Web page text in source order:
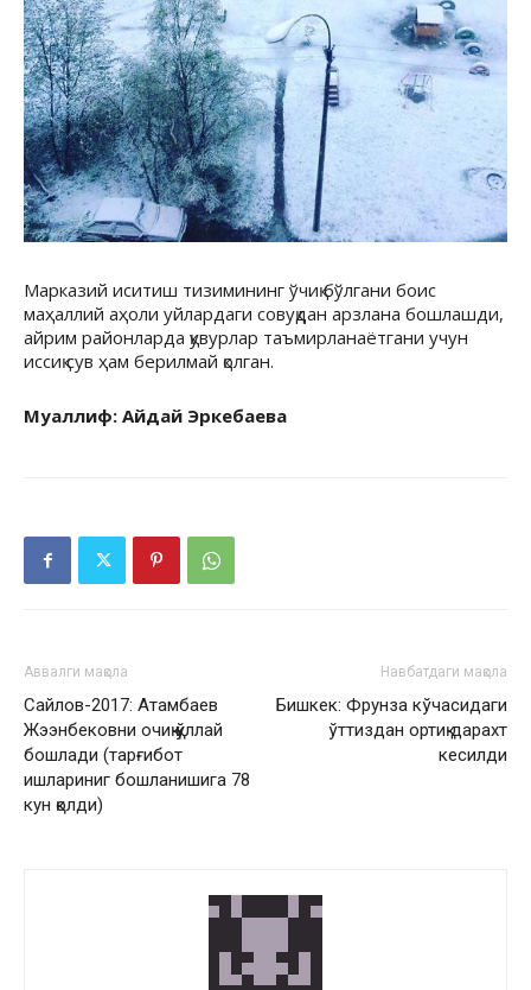
Марказий иситиш тизимининг ўчиқ бўлгани боис
маҳаллий аҳоли уйлардаги совуқдан арзлана бошлашди,
айрим районларда қувурлар таъмирланаётгани учун
иссиқ сув ҳам берилмай қолган.
Муаллиф: Айдай Эркебаева
Аввалги мақола
Сайлов-2017: Атамбаев
Жээнбековни очиқ қўллай
бошлади (тарғибот
ишлариниг бошланишига 78
кун қолди)
Навбатдаги мақола
Бишкек: Фрунза кўчасидаги
ўттиздан ортиқ дарахт
кесилди